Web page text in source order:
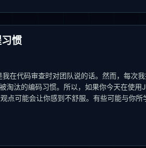
惯
在代码审查时对团队说的话。然而，每次
淘汰的编码习惯。所以，如果你今天在使
点可能会让你感到不舒服。有些可能与你